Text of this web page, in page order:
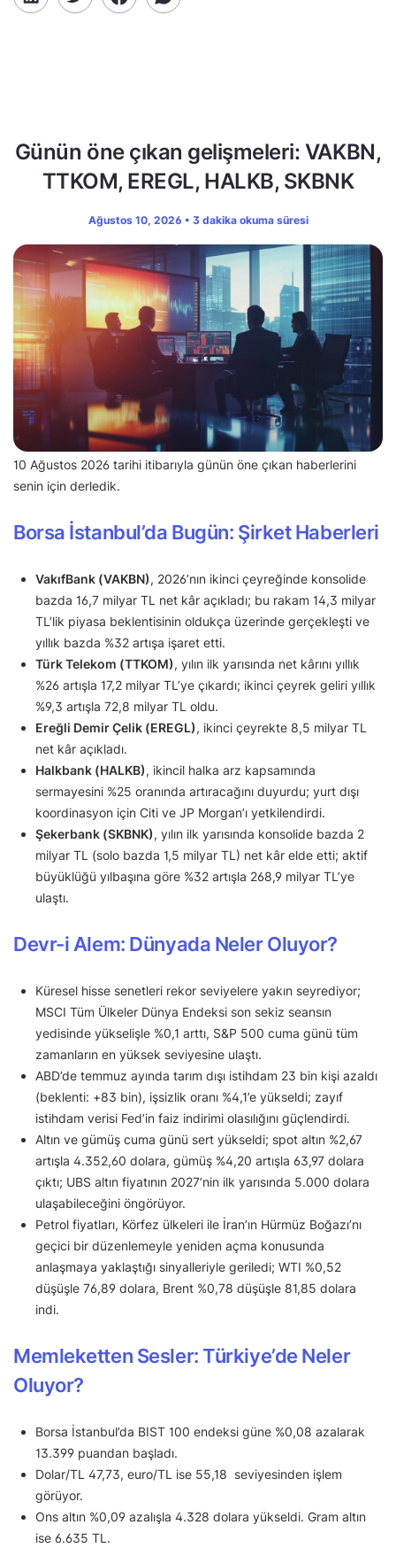
Günün öne çıkan gelişmeleri: VAKBN,
TTKOM, EREGL, HALKB, SKBNK
Ağustos 10, 2026 • 3 dakika okuma süresi
10 Ağustos 2026 tarihi itibarıyla günün öne çıkan haberlerini
senin için derledik.
Borsa İstanbul’da Bugün: Şirket Haberleri
VakıfBank (VAKBN), 2026’nın ikinci çeyreğinde konsolide
bazda 16,7 milyar TL net kâr açıkladı; bu rakam 14,3 milyar
TL’lik piyasa beklentisinin oldukça üzerinde gerçekleşti ve
yıllık bazda %32 artışa işaret etti.
Türk Telekom (TTKOM), yılın ilk yarısında net kârını yıllık
%26 artışla 17,2 milyar TL’ye çıkardı; ikinci çeyrek geliri yıllık
%9,3 artışla 72,8 milyar TL oldu.
Ereğli Demir Çelik (EREGL), ikinci çeyrekte 8,5 milyar TL
net kâr açıkladı.
Halkbank (HALKB), ikincil halka arz kapsamında
sermayesini %25 oranında artıracağını duyurdu; yurt dışı
koordinasyon için Citi ve JP Morgan’ı yetkilendirdi.
Şekerbank (SKBNK), yılın ilk yarısında konsolide bazda 2
milyar TL (solo bazda 1,5 milyar TL) net kâr elde etti; aktif
büyüklüğü yılbaşına göre %32 artışla 268,9 milyar TL’ye
ulaştı.
Devr-i Alem: Dünyada Neler Oluyor?
Küresel hisse senetleri rekor seviyelere yakın seyrediyor;
MSCI Tüm Ülkeler Dünya Endeksi son sekiz seansın
yedisinde yükselişle %0,1 arttı, S&P 500 cuma günü tüm
zamanların en yüksek seviyesine ulaştı.
ABD’de temmuz ayında tarım dışı istihdam 23 bin kişi azaldı
(beklenti: +83 bin), işsizlik oranı %4,1’e yükseldi; zayıf
istihdam verisi Fed’in faiz indirimi olasılığını güçlendirdi.
Altın ve gümüş cuma günü sert yükseldi; spot altın %2,67
artışla 4.352,60 dolara, gümüş %4,20 artışla 63,97 dolara
çıktı; UBS altın fiyatının 2027’nin ilk yarısında 5.000 dolara
ulaşabileceğini öngörüyor.
Petrol fiyatları, Körfez ülkeleri ile İran’ın Hürmüz Boğazı’nı
geçici bir düzenlemeyle yeniden açma konusunda
anlaşmaya yaklaştığı sinyalleriyle geriledi; WTI %0,52
düşüşle 76,89 dolara, Brent %0,78 düşüşle 81,85 dolara
indi.
Memleketten Sesler: Türkiye’de Neler
Oluyor?
Borsa İstanbul’da BIST 100 endeksi güne %0,08 azalarak
13.399 puandan başladı.
Dolar/TL 47,73, euro/TL ise 55,18 seviyesinden işlem
görüyor.
Ons altın %0,09 azalışla 4.328 dolara yükseldi. Gram altın
ise 6.635 TL.